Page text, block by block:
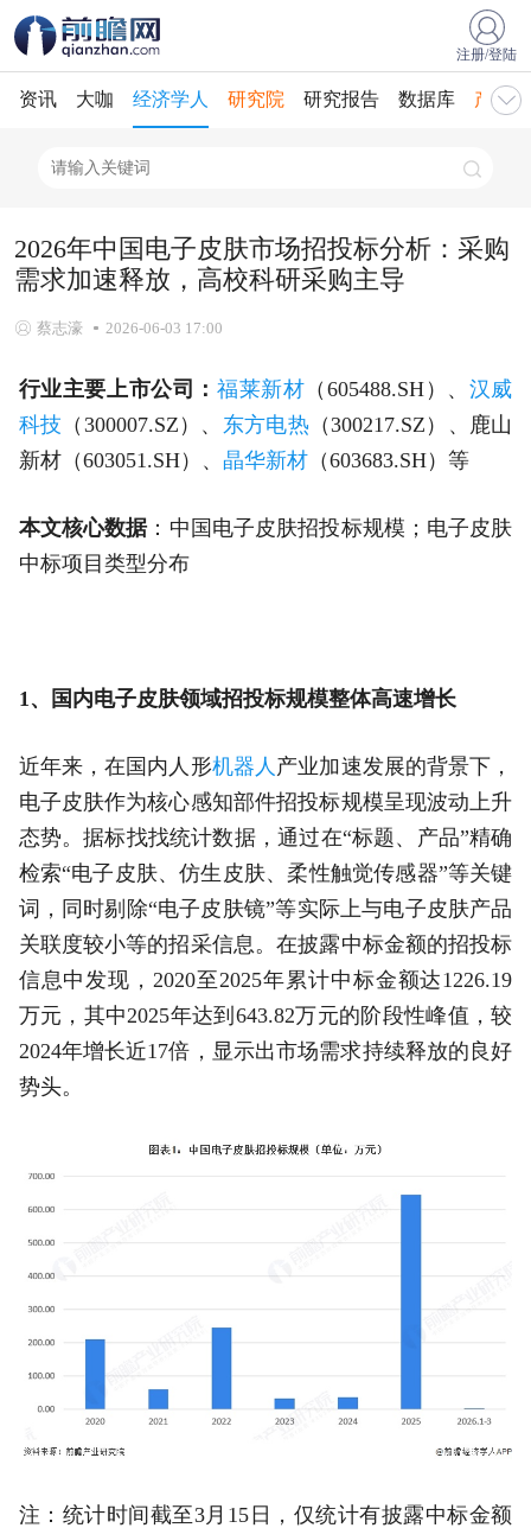
注册/登陆
资讯 大咖 经济学人 研究院 研究报告 数据库 产业
2026年中国电子皮肤市场招投标分析：采购
需求加速释放，高校科研采购主导
蔡志濠 2026-06-03 17:00
行业主要上市公司： 福莱新材 （605488.SH）、 汉威
科技 （300007.SZ）、 东方电热（300217.SZ）、鹿山
新材（603051.SH）、 晶华新材（603683.SH）等
本文核心数据：中国电子皮肤招投标规模；电子皮肤
中标项目类型分布
1、国内电子皮肤领域招投标规模整体高速增长
近年来，在国内人形机器人 产业加速发展的背景下，
电子皮肤作为核心感知部件招投标规模呈现波动上升
态势。据标找找统计数据，通过在“标题、产品”精确
检索“电子皮肤、仿生皮肤、柔性触觉传感器”等关键
词，同时剔除“电子皮肤镜”等实际上与电子皮肤产品
关联度较小等的招采信息。在披露中标金额的招投标
信息中发现，2020至2025年累计中标金额达1226.19
万元，其中2025年达到643.82万元的阶段性峰值，较
2024年增长近17倍，显示出市场需求持续释放的良好
势头。
注：统计时间截至3月15日，仅统计有披露中标金额